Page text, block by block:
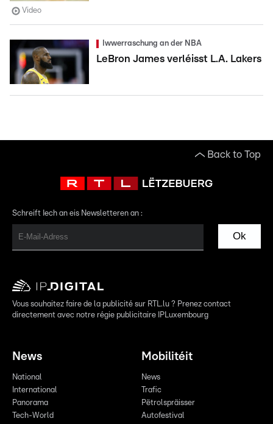
Video
Iwwerraschung an der NBA
LeBron James verléisst L.A. Lakers
Back to Top
Schreift Iech an eis Newsletteren an :
Ok
Vous souhaitez faire de la publicité sur RTL.lu ? Prenez contact
directement avec notre régie publicitaire IPLuxembourg
News
National
International
Panorama
Tech-World
Mobilitéit
News
Trafic
Pëtrolspräisser
Autofestival